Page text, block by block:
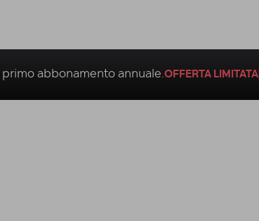
primo abbonamento annuale.OFFERTA LIMITATA